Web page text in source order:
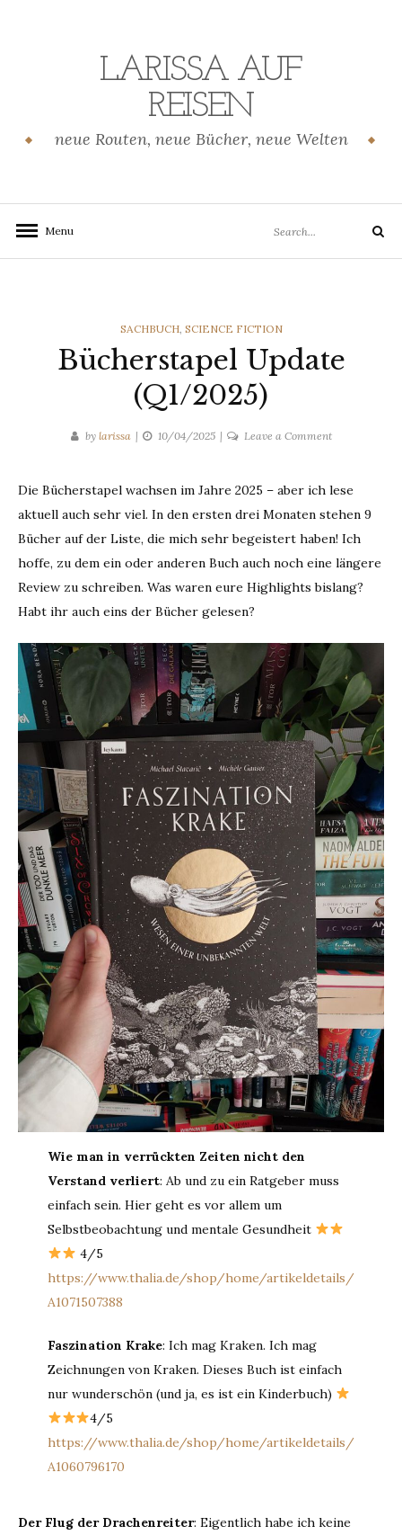
LARISSA AUF
REISEN
neue Routen, neue Bücher, neue Welten
Menu
for:
Search
CATEGORIES
SACHBUCH, SCIENCE FICTION
Bücherstapel Update
(Q1/2025)
by larissa 10/04/2025 Leave a Commenton
(Q1/2025)
Die Bücherstapel wachsen im Jahre 2025 – aber ich lese
aktuell auch sehr viel. In den ersten drei Monaten stehen 9
Bücher auf der Liste, die mich sehr begeistert haben! Ich
hoffe, zu dem ein oder anderen Buch auch noch eine längere
Review zu schreiben. Was waren eure Highlights bislang?
Habt ihr auch eins der Bücher gelesen?
Wie man in verrückten Zeiten nicht den
Verstand verliert: Ab und zu ein Ratgeber muss
einfach sein. Hier geht es vor allem um
Selbstbeobachtung und mentale Gesundheit
4/5
https://www.thalia.de/shop/home/artikeldetails/
A1071507388
Faszination Krake: Ich mag Kraken. Ich mag
Zeichnungen von Kraken. Dieses Buch ist einfach
nur wunderschön (und ja, es ist ein Kinderbuch)
4/5
https://www.thalia.de/shop/home/artikeldetails/
A1060796170
Der Flug der Drachenreiter: Eigentlich habe ich keine